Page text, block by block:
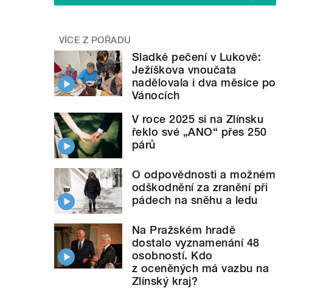
VÍCE Z POŘADU
Sladké pečení v Lukově:
Ježíškova vnoučata
nadělovala i dva měsíce po
Vánocích
V roce 2025 si na Zlínsku
řeklo své „ANO“ přes 250
párů
O odpovědnosti a možném
odškodnění za zranění při
pádech na sněhu a ledu
Na Pražském hradě
dostalo vyznamenání 48
osobností. Kdo
z oceněných má vazbu na
Zlínský kraj?